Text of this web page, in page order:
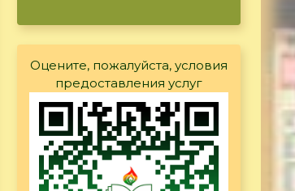
Оцените, пожалуйста, условия
предоставления услуг